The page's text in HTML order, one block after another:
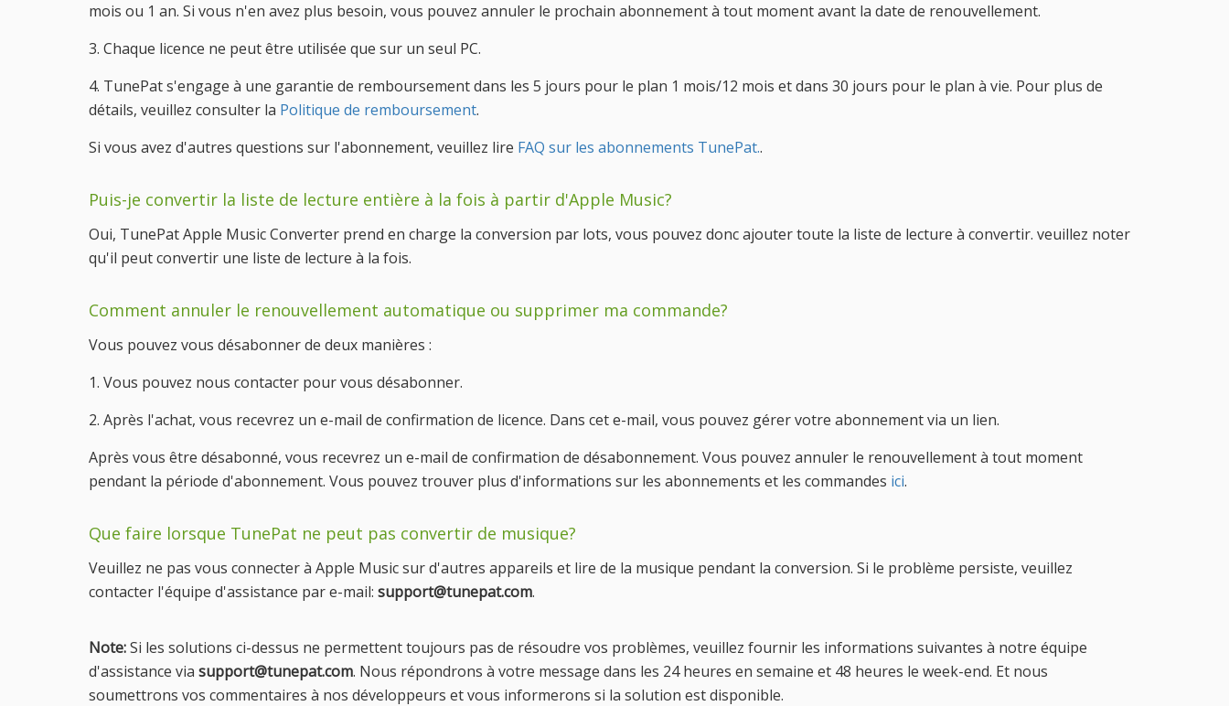
mois ou 1 an. Si vous n'en avez plus besoin, vous pouvez annuler le prochain abonnement à tout moment avant la date de renouvellement.
3. Chaque licence ne peut être utilisée que sur un seul PC.
4. TunePat s'engage à une garantie de remboursement dans les 5 jours pour le plan 1 mois/12 mois et dans 30 jours pour le plan à vie. Pour plus de
détails, veuillez consulter la Politique de remboursement.
Si vous avez d'autres questions sur l'abonnement, veuillez lire FAQ sur les abonnements TunePat..
Puis-je convertir la liste de lecture entière à la fois à partir d'Apple Music?
Oui, TunePat Apple Music Converter prend en charge la conversion par lots, vous pouvez donc ajouter toute la liste de lecture à convertir. veuillez noter
qu'il peut convertir une liste de lecture à la fois.
Comment annuler le renouvellement automatique ou supprimer ma commande?
Vous pouvez vous désabonner de deux manières :
1. Vous pouvez nous contacter pour vous désabonner.
2. Après l'achat, vous recevrez un e-mail de confirmation de licence. Dans cet e-mail, vous pouvez gérer votre abonnement via un lien.
Après vous être désabonné, vous recevrez un e-mail de confirmation de désabonnement. Vous pouvez annuler le renouvellement à tout moment
pendant la période d'abonnement. Vous pouvez trouver plus d'informations sur les abonnements et les commandes ici.
Que faire lorsque TunePat ne peut pas convertir de musique?
Veuillez ne pas vous connecter à Apple Music sur d'autres appareils et lire de la musique pendant la conversion. Si le problème persiste, veuillez
contacter l'équipe d'assistance par e-mail: support@tunepat.com.
Note:Si les solutions ci-dessus ne permettent toujours pas de résoudre vos problèmes, veuillez fournir les informations suivantes à notre équipe
d'assistance via support@tunepat.com. Nous répondrons à votre message dans les 24 heures en semaine et 48 heures le week-end. Et nous
soumettrons vos commentaires à nos développeurs et vous informerons si la solution est disponible.